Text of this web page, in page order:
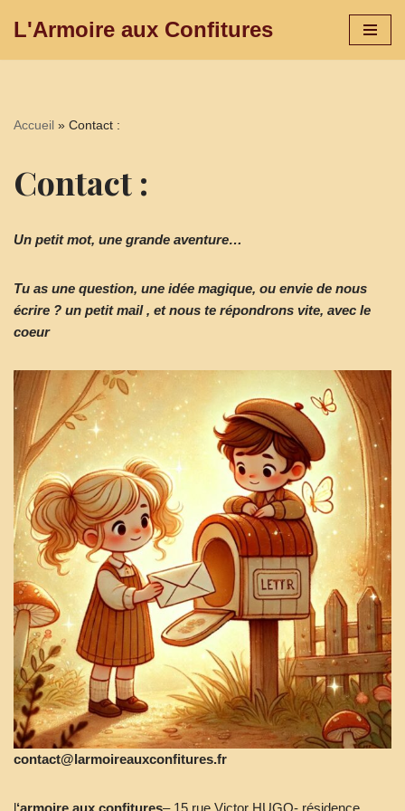
L'Armoire aux Confitures
Accueil » Contact :
Contact :
Un petit mot, une grande aventure…
Tu as une question, une idée magique, ou envie de nous
écrire ? un petit mail , et nous te répondrons vite, avec le
coeur
contact@larmoireauxconfitures.fr
l‘armoire aux confitures– 15 rue Victor HUGO- résidence